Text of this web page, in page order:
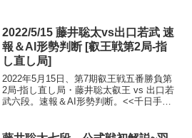
2022/5/15 藤井聡太vs出口若武 速
報＆AI形勢判断 [叡王戦第2局‐指
し直し局]
2022年5月15日、第7期叡王戦五番勝負第
2局-指し直し局・藤井聡太叡王 vs 出口若
武六段。速報＆AI形勢判断。<<千日手局
間とソフトの違い？ 勝敗の分岐点19:3...